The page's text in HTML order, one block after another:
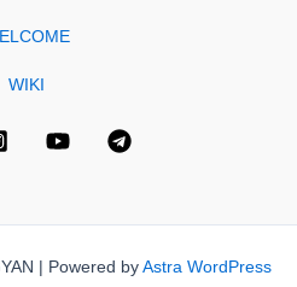
WIKI
| Powered by Astra WordPress